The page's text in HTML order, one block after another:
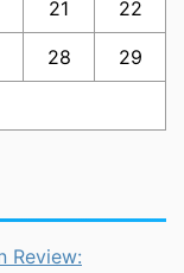
21 22
28 29
Review: